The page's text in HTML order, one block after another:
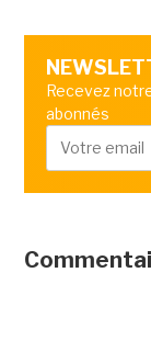
Recevez
abonnés